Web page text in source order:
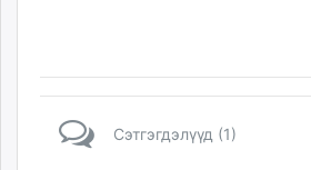
Сэтгэгдэлүүд (1)